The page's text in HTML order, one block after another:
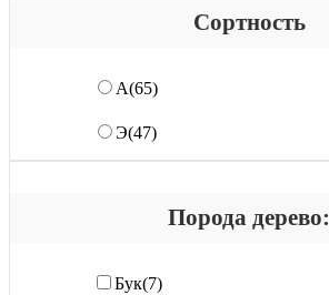
Сортность
А(65)
Э(47)
Порода дерево:
Бук(7)